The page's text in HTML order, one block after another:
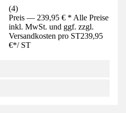
(4)
Preis — 239,95 € * Alle Preise
inkl. MwSt. und ggf. zzgl.
Versandkosten pro ST239,95
€*/ ST